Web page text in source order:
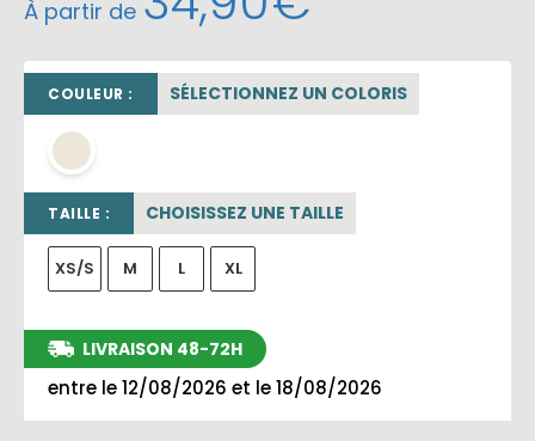
À partir de
COULEUR : SÉLECTIONNEZ UN COLORIS
TAILLE : CHOISISSEZ UNE TAILLE
XS/S M L XL
LIVRAISON 48-72H
entre le 12/08/2026 et le 18/08/2026